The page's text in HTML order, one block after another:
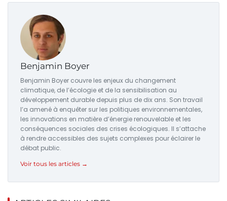
Benjamin Boyer
Benjamin Boyer couvre les enjeux du changement
climatique, de l’écologie et de la sensibilisation au
développement durable depuis plus de dix ans. Son travail
l’a amené à enquêter sur les politiques environnementales,
les innovations en matière d’énergie renouvelable et les
conséquences sociales des crises écologiques. Il s’attache
à rendre accessibles des sujets complexes pour éclairer le
débat public.
Voir tous les articles →